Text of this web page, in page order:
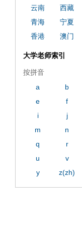
云南
西藏
青海
宁夏
香港
澳门
大学老师索引
按拼音
a
b
e
f
i
j
m
n
q
r
u
v
y
z(zh)